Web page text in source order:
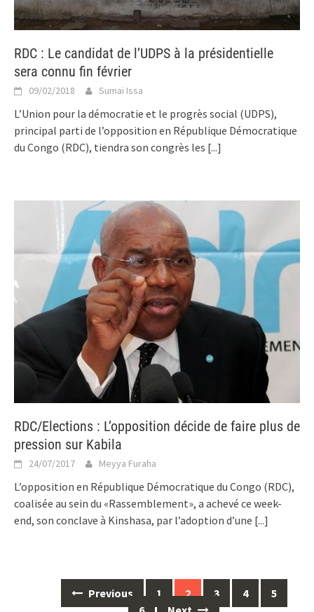
RDC : Le candidat de l’UDPS à la présidentielle
sera connu fin février
09/02/2018 Sumai Issa
L’Union pour la démocratie et le progrès social (UDPS),
principal parti de l’opposition en République Démocratique
du Congo (RDC), tiendra son congrès les [...]
RDC/Elections : L’opposition décide de faire plus de
pression sur Kabila
24/07/2017 Meyya Furaha
L’opposition en République Démocratique du Congo (RDC),
coalisée au sein du «Rassemblement», a achevé ce week-
end, son conclave à Kinshasa, par l’adoption d’une [...]
navigation
Previous 1 2 3 4
5